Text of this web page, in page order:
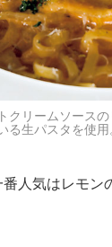
クリームソース
る生パスタを使
人気はレモン